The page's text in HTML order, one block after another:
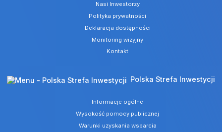
Nasi Inwestorzy
Polityka prywatności
Deklaracja dostępności
Monitoring wizyjny
Kontakt
Polska Strefa Inwestycji
Informacje ogólne
Wysokość pomocy publicznej
Warunki uzyskania wsparcia